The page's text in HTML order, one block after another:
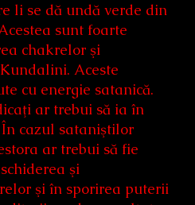
li se dă undă verde din
sunt foarte
chakrelor şi
Aceste
cu energie satanică.
ar trebui să ia în
cazul sataniştilor
ar trebui să fie
şi
şi în sporirea puterii